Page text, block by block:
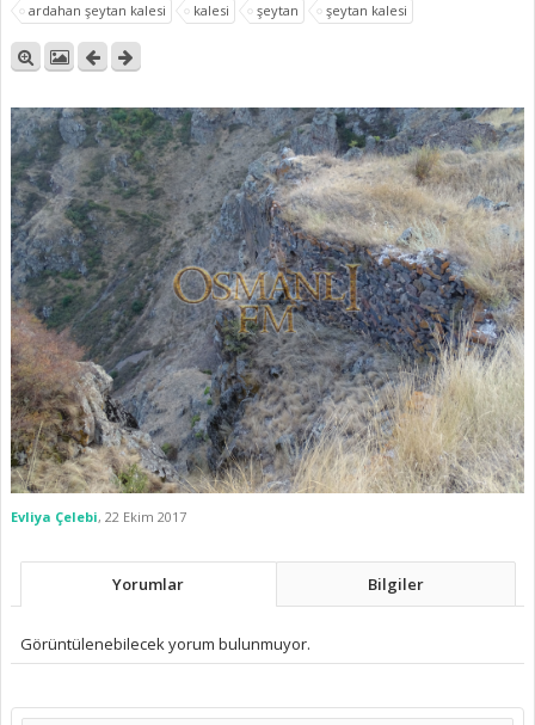
ardahan şeytan kalesi
kalesi şeytan şeytan kalesi
Evliya Çelebi, 22 Ekim 2017
Yorumlar Bilgiler
Görüntülenebilecek yorum bulunmuyor.